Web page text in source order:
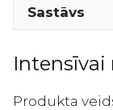
Sastāvs
Produkta